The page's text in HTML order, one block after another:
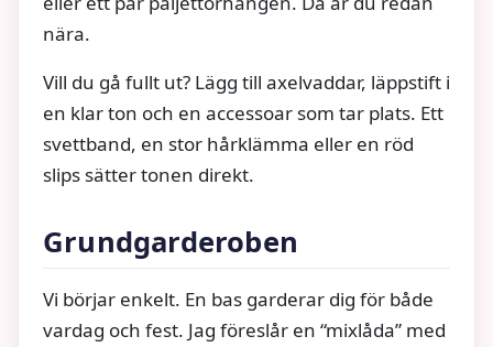
nära.
Vill du gå fullt ut? Lägg till axelvaddar, läppstift i
en klar ton och en accessoar som tar plats. Ett
svettband, en stor hårklämma eller en röd
slips sätter tonen direkt.
Grundgarderoben
Vi börjar enkelt. En bas garderar dig för både
vardag och fest. Jag föreslår en “mixlåda” med